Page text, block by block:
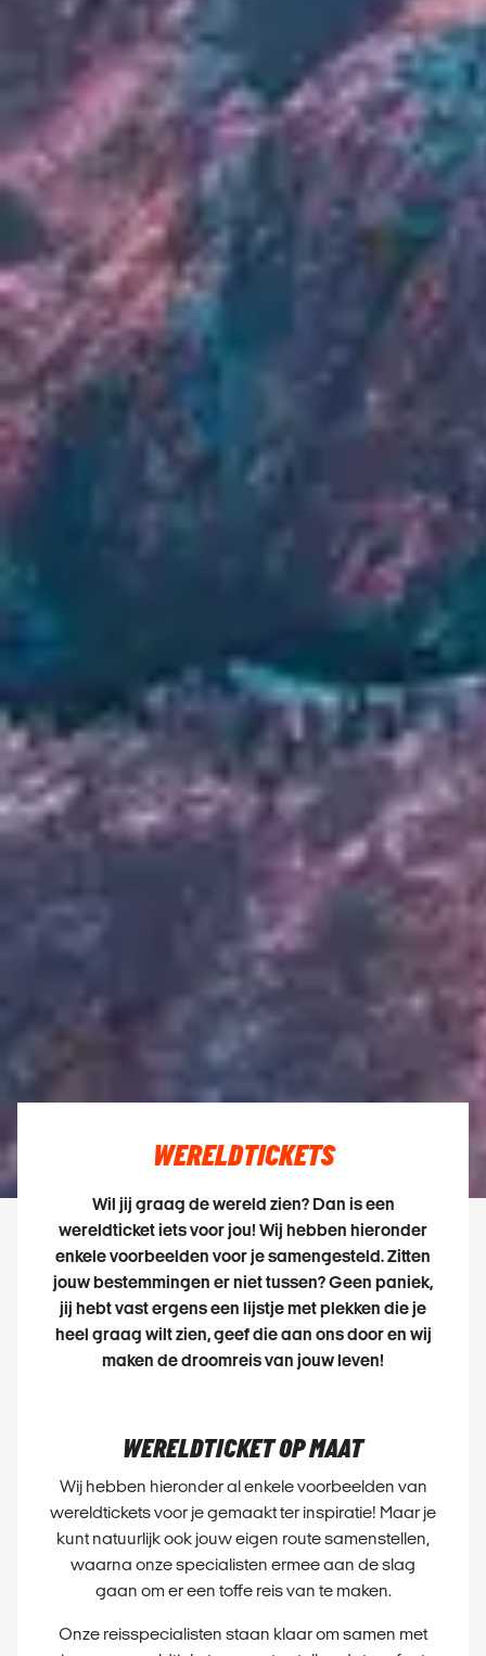
WERELDTICKETS
Wil jij graag de wereld zien? Dan is een
wereldticket iets voor jou! Wij hebben hieronder
enkele voorbeelden voor je samengesteld. Zitten
jouw bestemmingen er niet tussen? Geen paniek,
jij hebt vast ergens een lijstje met plekken die je
heel graag wilt zien, geef die aan ons door en wij
maken de droomreis van jouw leven!
WERELDTICKET OP MAAT
Wij hebben hieronder al enkele voorbeelden van
wereldtickets voor je gemaakt ter inspiratie! Maar je
kunt natuurlijk ook jouw eigen route samenstellen,
waarna onze specialisten ermee aan de slag
gaan om er een toffe reis van te maken.
Onze reisspecialisten staan klaar om samen met